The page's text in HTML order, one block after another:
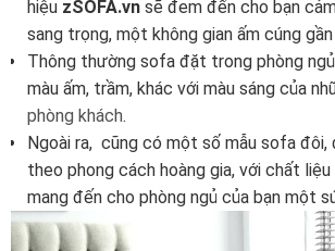
hiệu zSOFA.vn sẽ đem đến cho bạn
sang trọng, một không gian ấm cúng gần
Thông thường sofa đặt trong phòng
màu ấm, trầm, khác với màu sáng của
phòng khách.
Ngoài ra, cũng có một số mẫu sofa
theo phong cách hoàng gia, với chất liệu
mang đến cho phòng ngủ của bạn một